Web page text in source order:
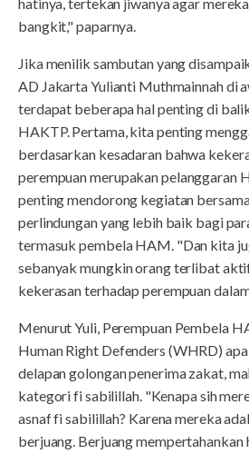
bangkit," paparnya.
Jika menilik sambutan yang
AD Jakarta Yulianti Muthmainnah di
terdapat beberapa hal penting di
HAKTP. Pertama, kita penting
berdasarkan kesadaran bahwa
perempuan merupakan pelanggaran
penting mendorong kegiatan
perlindungan yang lebih baik bagi
termasuk pembela HAM. "Dan kita
sebanyak mungkin orang terlibat
kekerasan terhadap perempuan
Menurut Yuli, Perempuan Pembela
Human Right Defenders (WHRD)
delapan golongan penerima zakat,
kategori fi sabilillah. "Kenapa sih
asnaf fi sabilillah? Karena mereka
berjuang. Berjuang mempertahankan